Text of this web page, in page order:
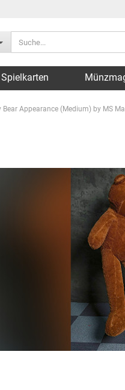
Spielkarten
Bear Appearance (Medium) by MS